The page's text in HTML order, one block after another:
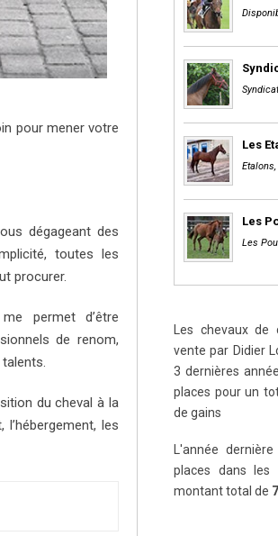
pour mener votre
dégageant des
toutes les
procurer.
permet d’être
de renom,
du cheval à la
les
Les
Les
Les
Les chevaux
vente par Didier
3 dernières
places pour un
de gains
L'année
places dans les
montant total de